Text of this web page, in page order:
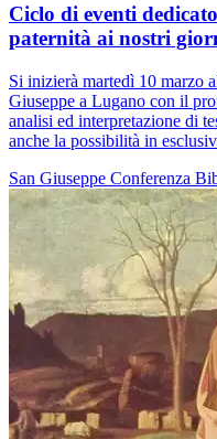
Ciclo di eventi
paternità ai nostri
Si inizierà martedì 10 marzo
Giuseppe a Lugano con il
analisi ed interpretazione di
anche la possibilità in
San Giuseppe Conferenza